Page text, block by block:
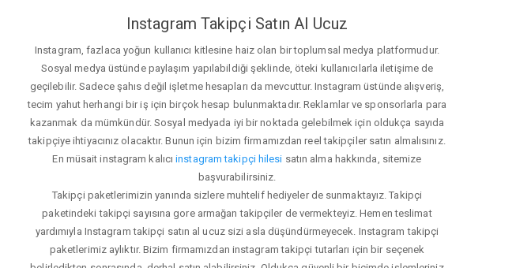
Instagram Takipçi Satın Al Ucuz
Instagram, fazlaca yoğun kullanıcı kitlesine haiz olan bir toplumsal medya platformudur.
Sosyal medya üstünde paylaşım yapılabildiği şeklinde, öteki kullanıcılarla iletişime de
geçilebilir. Sadece şahıs değil işletme hesapları da mevcuttur. Instagram üstünde alışveriş,
tecim yahut herhangi bir iş için birçok hesap bulunmaktadır. Reklamlar ve sponsorlarla para
kazanmak da mümkündür. Sosyal medyada iyi bir noktada gelebilmek için oldukça sayıda
takipçiye ihtiyacınız olacaktır. Bunun için bizim firmamızdan reel takipçiler satın almalısınız.
En müsait instagram kalıcıinstagram takipçi hilesi satın alma hakkında, sitemize
başvurabilirsiniz.
Takipçi paketlerimizin yanında sizlere muhtelif hediyeler de sunmaktayız. Takipçi
paketindeki takipçi sayısına gore armağan takipçiler de vermekteyiz. Hemen teslimat
yardımıyla Instagram takipçi satın al ucuz sizi asla düşündürmeyecek. Instagram takipçi
paketlerimiz aylıktır. Bizim firmamızdan instagram takipçi tutarları için bir seçenek